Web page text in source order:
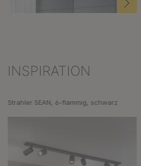
Produktgalerie überspringen
INSPIRATION
Strahler SEAN, 6-flammig, schwarz